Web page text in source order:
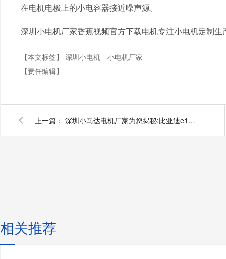
在电机电极上的小电容器接近噪声源。
深圳小电机厂家香蕉视频官方下载电机专注小电机定制生产
【本文标签】 深圳小电机
小电机厂家
【责任编辑】
上一篇： 深圳小马达电机厂家为您揭秘:比亚迪e1穿梭城市的小马达每公里的电费
相关推荐